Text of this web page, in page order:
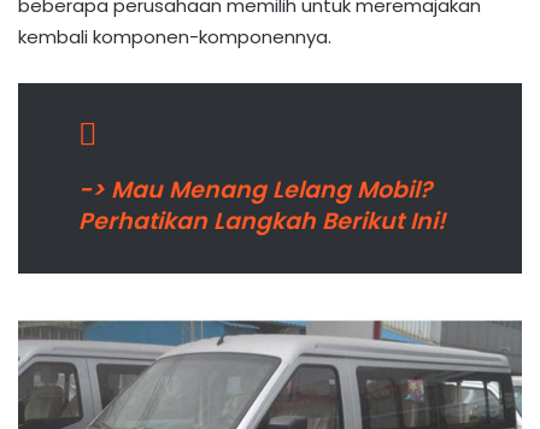
beberapa perusahaan memilih untuk meremajakan
kembali komponen-komponennya.
-> Mau Menang Lelang Mobil?
Perhatikan Langkah Berikut Ini!